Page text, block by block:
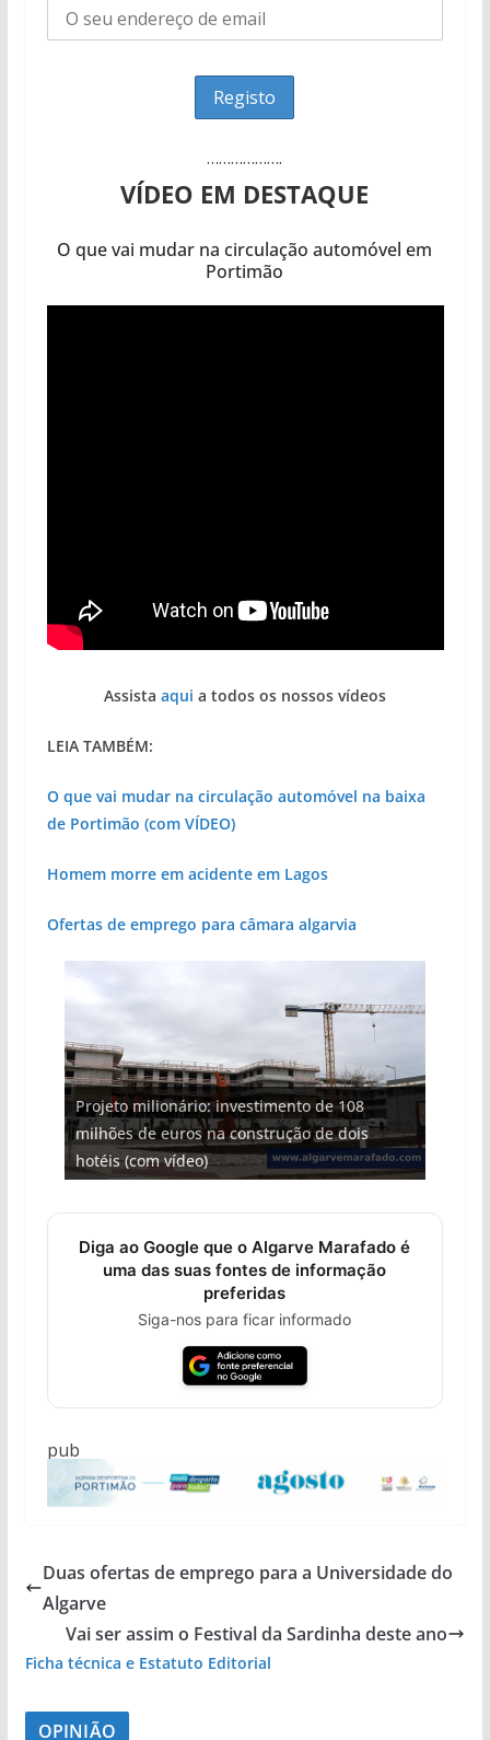
……………….
VÍDEO EM DESTAQUE
O que vai mudar na circulação automóvel em
Portimão
Assista aqui a todos os nossos vídeos
LEIA TAMBÉM:
O que vai mudar na circulação automóvel na baixa
de Portimão (com VÍDEO)
Homem morre em acidente em Lagos
Ofertas de emprego para câmara algarvia
Projeto milionário: investimento de 108
milhões de euros na construção de dois
hotéis (com vídeo)
Foto do dia: uma cidade algarvia que cresceu
entre redes e fábricas
Tempestades roubam areia de praias e põem
arribas em risco no Algarve (com vídeo)
Tapas do mar a 3 euros cada. Nova rota
gastronómica nasce no Algarve
Milagre da água. Fontes emblemáticas do
Algarve voltam a ter vida (com vídeo)
Diga ao Google que o Algarve Marafado é
uma das suas fontes de informação
preferidas
Siga-nos para ficar informado
pub
Duas ofertas de emprego para a Universidade do
Algarve
Vai ser assim o Festival da Sardinha deste ano
Ficha técnica e Estatuto Editorial
OPINIÃO